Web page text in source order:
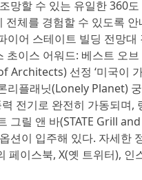
망할 수 있는 유일한 360
체를 경험할 수 있도록
어 스테이트 빌딩 전망
이스 어워드: 베스트 오브
선정 ‘미국이
플래닛(Lonely Planet)
전기로 완전히 가동되며
릴 앤 바(STATE Grill
이 입주해 있다. 자세한
이스북, X(옛 트위터), 인